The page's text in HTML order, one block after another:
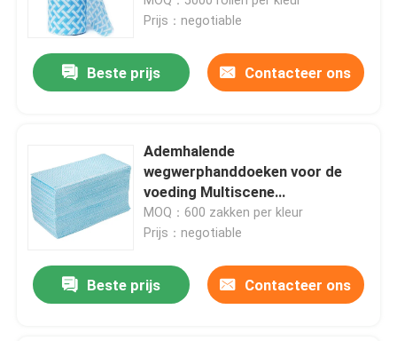
Prijs：negotiable
Beste prijs Contacteer ons
Ademhalende
wegwerphanddoeken voor de
voeding Multiscene
antibacteriële
MOQ：600 zakken per kleur
Prijs：negotiable
Beste prijs Contacteer ons